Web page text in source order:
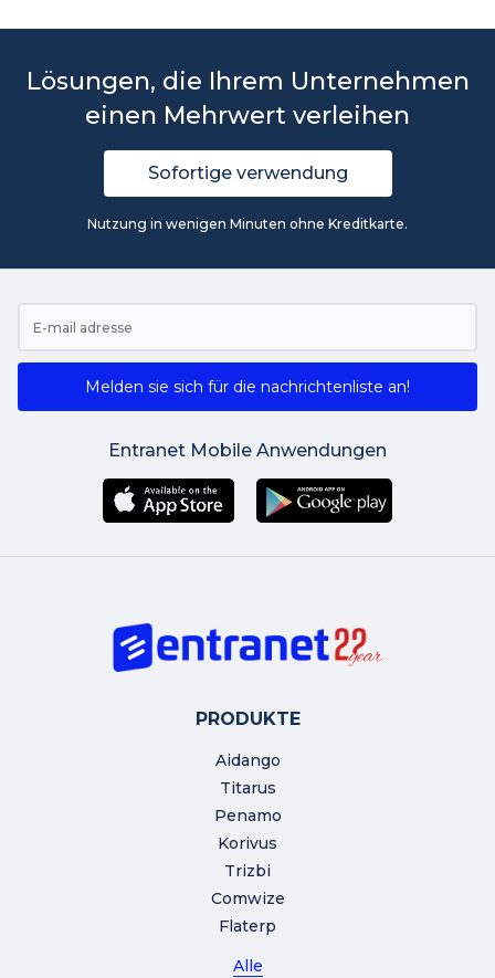
Lösungen, die Ihrem Unternehmen
einen Mehrwert verleihen
Sofortige verwendung
Nutzung in wenigen Minuten ohne Kreditkarte.
Melden sie sich für die nachrichtenliste an!
Entranet Mobile Anwendungen
PRODUKTE
Aidango
Titarus
Penamo
Korivus
Trizbi
Comwize
Flaterp
Alle